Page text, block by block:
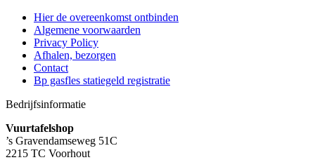
Hier de overeenkomst ontbinden
Algemene voorwaarden
Privacy Policy
Afhalen, bezorgen
Contact
Bp gasfles statiegeld registratie
Bedrijfsinformatie
Vuurtafelshop
’s Gravendamseweg 51C
2215 TC Voorhout